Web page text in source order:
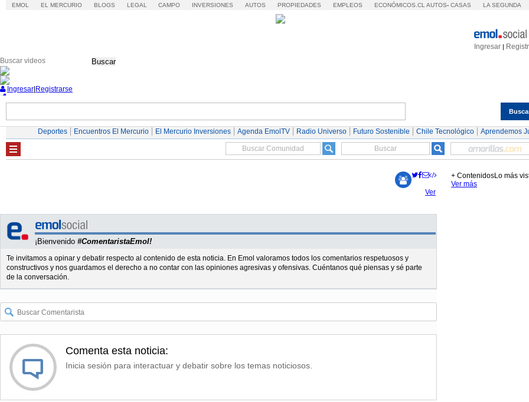
EMOL EL MERCURIO BLOGS LEGAL CAMPO INVERSIONES AUTOS PROPIEDADES EMPLEOS ECONÓMICOS.CL AUTOS- CASAS LA SEGUNDA
Ingresar |
Buscar
Ingresar Registrarse
Deportes Encuentros El Mercurio El Mercurio Inversiones Agenda EmolTV Radio Universo Futuro Sostenible Chile Tecnológico Aprendemos
¡Bienvenido #ComentaristaEmol!
Te invitamos a opinar y debatir respecto al contenido de esta noticia. En Emol valoramos todos los comentarios respetuosos y
constructivos y nos guardamos el derecho a no contar con las opiniones agresivas y ofensivas. Cuéntanos qué piensas y sé parte
de la conversación.
Comenta esta noticia:
Inicia sesión para interactuar y debatir sobre los temas noticiosos.
Ver
Lo más
+ Contenidos
Ver más